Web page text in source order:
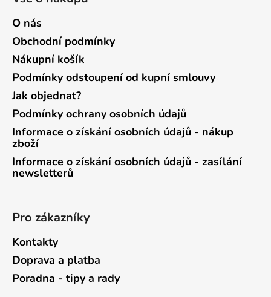
O nás
Obchodní podmínky
Nákupní košík
Podmínky odstoupení od kupní smlouvy
Jak objednat?
Podmínky ochrany osobních údajů
Informace o získání osobních údajů - nákup
zboží
Informace o získání osobních údajů - zasílání
newsletterů
Pro zákazníky
Kontakty
Doprava a platba
Poradna - tipy a rady